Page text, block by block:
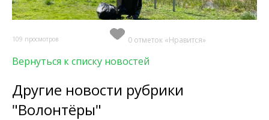
109 просмотров 0 отметок «Нравится»
Вернуться к списку новостей
Другие новости рубрики
"Волонтёры"